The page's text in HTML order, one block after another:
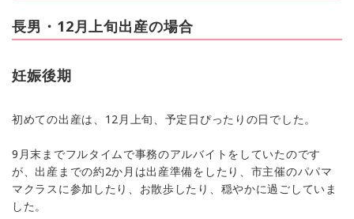
長男・12月上旬出産の場合
妊娠後期
初めての出産は、12月上旬、予定日ぴったりの日でした。
9月末までフルタイムで事務のアルバイトをしていたのです
が、出産までの約2か月は出産準備をしたり、市主催のパパマ
マクラスに参加したり、お散歩したり、穏やかに過ごしていま
した。